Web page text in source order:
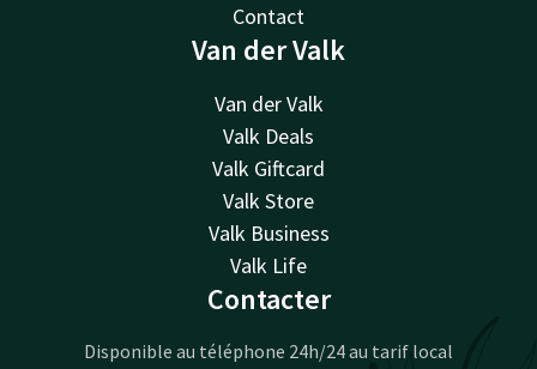
Contact
Van der Valk
Van der Valk
Valk Deals
Valk Giftcard
Valk Store
Valk Business
Valk Life
Contacter
Disponible au téléphone 24h/24 au tarif local